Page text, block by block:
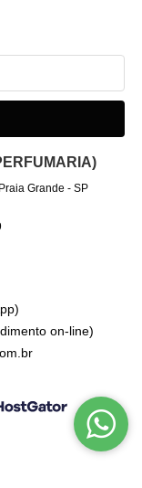
Grande - SP
on-line)